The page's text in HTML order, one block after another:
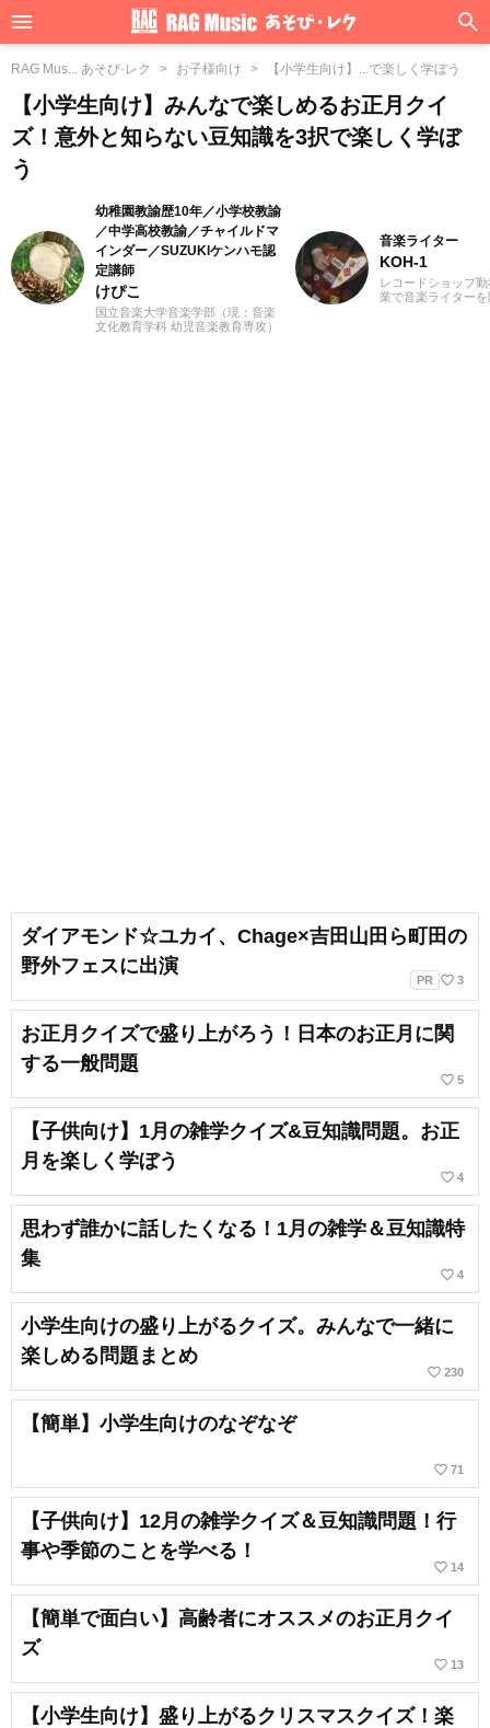
RAG Mus... あそび·レク お子様向け 【小学生向け】...で楽しく学ぼう
【小学生向け】みんなで楽しめるお正月クイ
ズ！意外と知らない豆知識を3択で楽しく学ぼ
う
幼稚園教諭歴10年／小学校教諭
／中学高校教諭／チャイルドマ
インダー／SUZUKIケンハモ認
定講師
けぴこ
国立音楽大学音楽学部（現：音楽
文化教育学科 幼児音楽教育専攻）
音楽ライター
KOH-1
レコードショップ
業で音楽ライター
ダイアモンド☆ユカイ、Chage×吉田山田ら町田の
野外フェスに出演
PR favorite_border 3
お正月クイズで盛り上がろう！日本のお正月に関
する一般問題
favorite_border 5
【子供向け】1月の雑学クイズ&豆知識問題。お正
月を楽しく学ぼう
favorite_border 4
思わず誰かに話したくなる！1月の雑学＆豆知識特
集
favorite_border 4
小学生向けの盛り上がるクイズ。みんなで一緒に
楽しめる問題まとめ
favorite_border 230
【簡単】小学生向けのなぞなぞ
favorite_border 71
【子供向け】12月の雑学クイズ＆豆知識問題！行
事や季節のことを学べる！
favorite_border 14
【簡単で面白い】高齢者にオススメのお正月クイ
ズ
favorite_border 13
【小学生向け】盛り上がるクリスマスクイズ！楽